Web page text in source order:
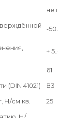
баллон с
пену можно
нет
-
+
61
(DIN 41021)
В3
Н/см.кв.
25